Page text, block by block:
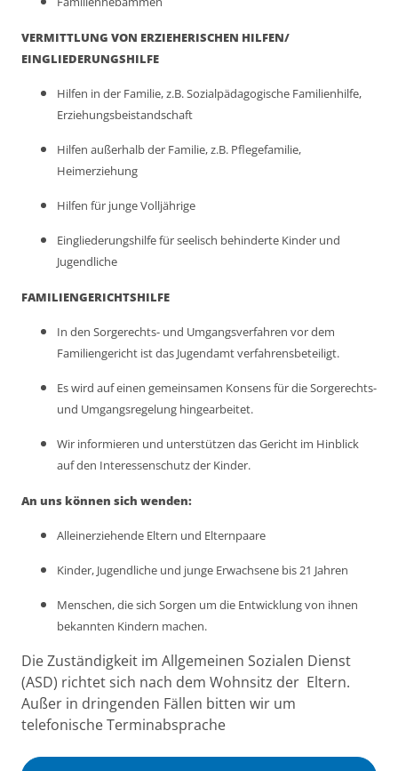
VERMITTLUNG VON ERZIEHERISCHEN HILFEN/
EINGLIEDERUNGSHILFE
Hilfen in der Familie, z.B. Sozialpädagogische Familienhilfe,
Erziehungsbeistandschaft
Hilfen außerhalb der Familie, z.B. Pflegefamilie,
Heimerziehung
Hilfen für junge Volljährige
Eingliederungshilfe für seelisch behinderte Kinder und
Jugendliche
FAMILIENGERICHTSHILFE
In den Sorgerechts- und Umgangsverfahren vor dem
Familiengericht ist das Jugendamt verfahrensbeteiligt.
Es wird auf einen gemeinsamen Konsens für die Sorgerechts-
und Umgangsregelung hingearbeitet.
Wir informieren und unterstützen das Gericht im Hinblick
auf den Interessenschutz der Kinder.
An uns können sich wenden:
Alleinerziehende Eltern und Elternpaare
Kinder, Jugendliche und junge Erwachsene bis 21 Jahren
Menschen, die sich Sorgen um die Entwicklung von ihnen
bekannten Kindern machen.
Die Zuständigkeit im Allgemeinen Sozialen Dienst
(ASD) richtet sich nach dem Wohnsitz der Eltern.
Außer in dringenden Fällen bitten wir um
telefonische Terminabsprache